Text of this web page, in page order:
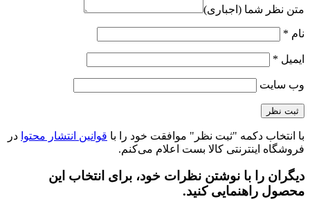
متن نظر شما (اجباری)
نام *
ایمیل *
وب‌ سایت
با انتخاب دکمه "ثبت نظر" موافقت خود را با قوانین انتشار محتوا در
فروشگاه اینترنتی کالا بست اعلام می‌کنم.
دیگران را با نوشتن نظرات خود، برای انتخاب این
محصول راهنمایی کنید.